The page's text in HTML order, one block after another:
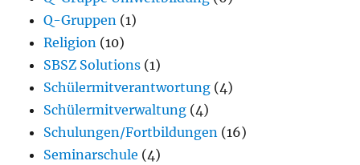
Q-Gruppen (1)
Religion (10)
SBSZ Solutions (1)
Schülermitverantwortung (4)
Schülermitverwaltung (4)
Schulungen/Fortbildungen (16)
Seminarschule (4)